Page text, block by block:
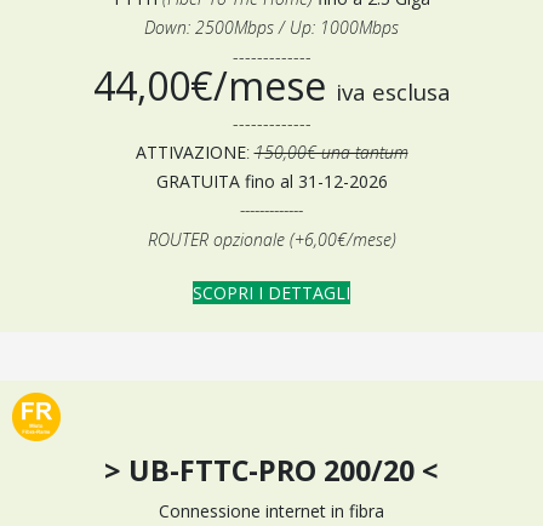
Down: 2500Mbps / Up: 1000Mbps
-------------
44,00€/mese iva esclusa
-------------
ATTIVAZIONE:150,00€ una tantum
GRATUITA fino al 31-12-2026
-------------
ROUTER opzionale (+6,00€/mese)
SCOPRI I DETTAGLI
> UB-FTTC-PRO 200/20 <
Connessione internet in fibra